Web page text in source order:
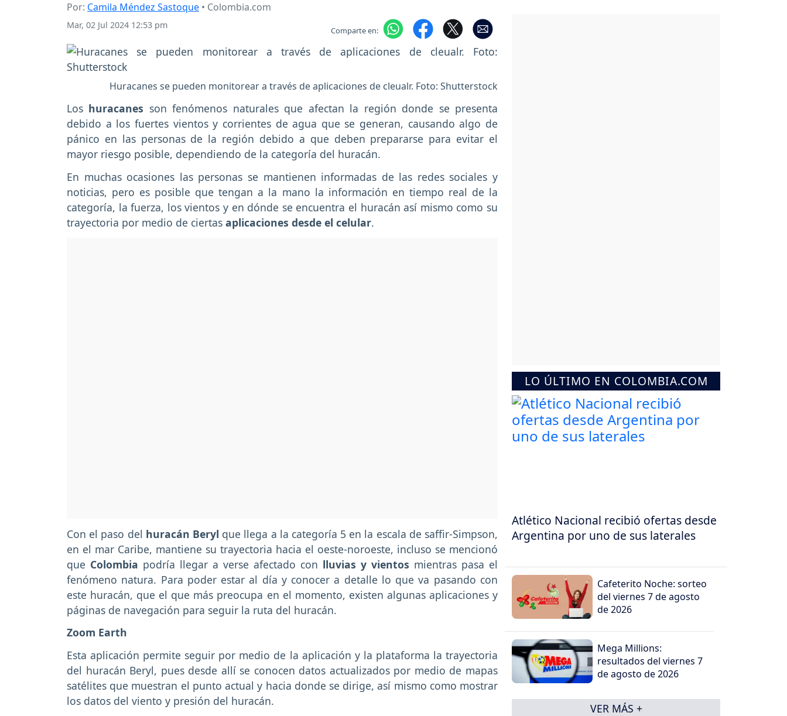
Por: Camila Méndez Sastoque • Colombia.com
Mar, 02 Jul 2024 12:53 pm Comparte en:
Huracanes se pueden monitorear a través de aplicaciones de cleualr. Foto: Shutterstock
Los huracanes son fenómenos naturales que afectan la región donde se presenta
debido a los fuertes vientos y corrientes de agua que se generan, causando algo de
pánico en las personas de la región debido a que deben prepararse para evitar el
mayor riesgo posible, dependiendo de la categoría del huracán.
En muchas ocasiones las personas se mantienen informadas de las redes sociales y
noticias, pero es posible que tengan a la mano la información en tiempo real de la
categoría, la fuerza, los vientos y en dónde se encuentra el huracán así mismo como su
trayectoria por medio de ciertas aplicaciones desde el celular.
Con el paso del huracán Beryl que llega a la categoría 5 en la escala de saffir-Simpson,
en el mar Caribe, mantiene su trayectoria hacia el oeste-noroeste, incluso se mencionó
que Colombia podría llegar a verse afectado con lluvias y vientos mientras pasa el
fenómeno natura. Para poder estar al día y conocer a detalle lo que va pasando con
este huracán, que el que más preocupa en el momento, existen algunas aplicaciones y
páginas de navegación para seguir la ruta del huracán.
Zoom Earth
Esta aplicación permite seguir por medio de la aplicación y la plataforma la trayectoria
del huracán Beryl, pues desde allí se conocen datos actualizados por medio de mapas
satélites que muestran el punto actual y hacia donde se dirige, así mismo como mostrar
los datos del viento y presión del huracán.
LO ÚLTIMO EN COLOMBIA.COM
Atlético Nacional recibió ofertas desde
Argentina por uno de sus laterales
Cafeterito Noche: sorteo
del viernes 7 de agosto
de 2026
Mega Millions:
resultados del viernes 7
de agosto de 2026
VER MÁS +